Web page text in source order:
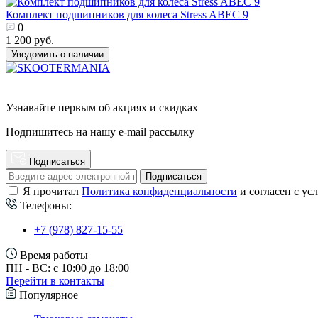
Комплект подшипников для колеса Stress ABEC 9
0
1 200 руб.
Уведомить о наличии
Узнавайте первым об акциях и скидках
Подпишитесь на нашу e-mail рассылку
Подписаться
Подписаться
Я прочитал Политика конфиденциальности и согласен с
Телефоны:
+7 (978) 827-15-55
Время работы
ПН - ВС: с 10:00 до 18:00
Перейти в контакты
Популярное